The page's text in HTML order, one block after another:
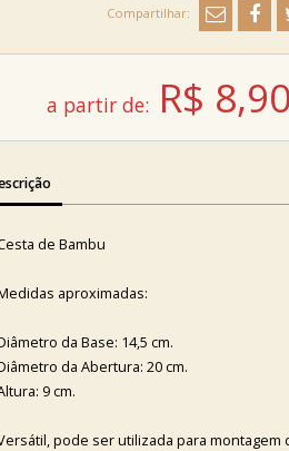
a partir de: R$ 8,90
de Bambu
aproximadas:
da Base: 14,5 cm.
da Abertura: 20 cm.
9 cm.
pode ser utilizada para